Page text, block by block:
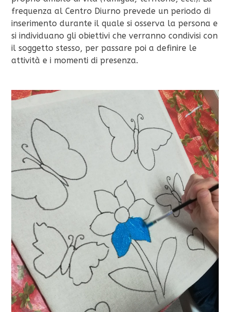
frequenza al Centro Diurno prevede un periodo di
inserimento durante il quale si osserva la persona e
si individuano gli obiettivi che verranno condivisi con
il soggetto stesso, per passare poi a definire le
attività e i momenti di presenza.